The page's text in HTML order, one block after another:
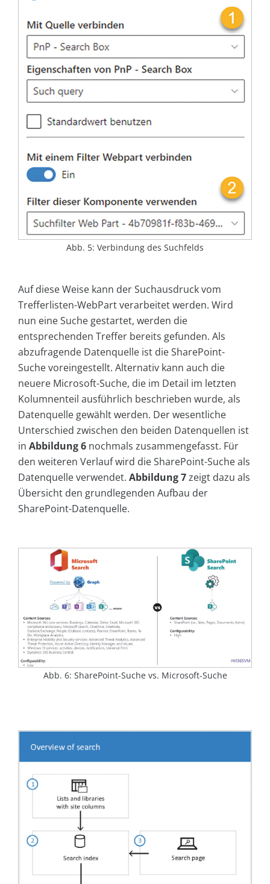
Abb. 5: Verbindung des Suchfelds
Auf diese Weise kann der Suchausdruck vom
Trefferlisten-WebPart verarbeitet werden. Wird
nun eine Suche gestartet, werden die
entsprechenden Treffer bereits gefunden. Als
abzufragende Datenquelle ist die SharePoint-
Suche voreingestellt. Alternativ kann auch die
neuere Microsoft-Suche, die im Detail im letzten
Kolumnenteil ausführlich beschrieben wurde, als
Datenquelle gewählt werden. Der wesentliche
Unterschied zwischen den beiden Datenquellen ist
in Abbildung 6 nochmals zusammengefasst. Für
den weiteren Verlauf wird die SharePoint-Suche als
Datenquelle verwendet. Abbildung 7zeigt dazu als
Übersicht den grundlegenden Aufbau der
SharePoint-Datenquelle.
Abb. 6: SharePoint-Suche vs. Microsoft-Suche